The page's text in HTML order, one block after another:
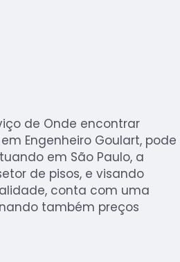
de Onde encontrar
Engenheiro Goulart, pode
em São Paulo, a
de pisos, e visando
conta com uma
também preços